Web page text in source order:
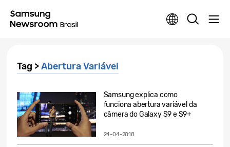
Tag >Abertura Variável
Samsung explica como
funciona abertura variável da
câmera do Galaxy S9 e S9+
24-04-2018